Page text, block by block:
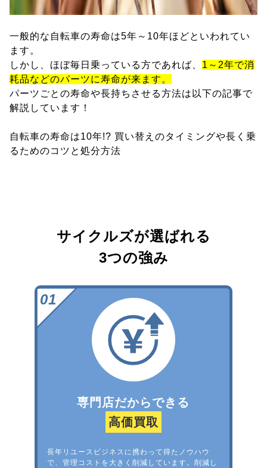
一般的な自転車の寿命は5年～10年ほどといわれてい
ます。
しかし、ほぼ毎日乗っている方であれば、 1～2年で消
耗品などのパーツに寿命が来ます。
パーツごとの寿命や長持ちさせる方法は以下の記事で
解説しています！
自転車の寿命は10年!? 買い替えのタイミングや長く乗
るためのコツと処分方法
サイクルズが選ばれる
3つの強み
専門店だからできる
高価買取
長年リユースビジネスに携わって得たノウハウ
で、管理コストを大きく削減しています。削減し